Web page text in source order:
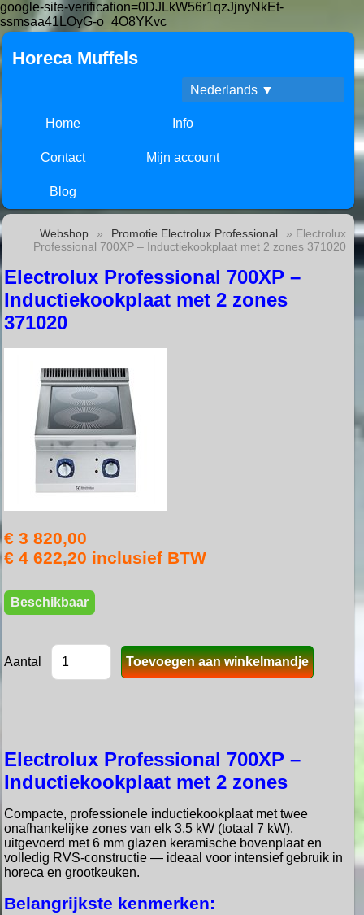
google-site-verification=0DJLkW56r1qzJjnyNkEt-
ssmsaa41LOyG-o_4O8YKvc
Horeca Muffels
Nederlands ▼
Home Info
Contact Mijn account
Blog
Webshop » Promotie Electrolux Professional
» Electrolux
Professional 700XP – Inductiekookplaat met 2 zones 371020
Electrolux Professional 700XP –
Inductiekookplaat met 2 zones
371020
€ 3 820,00
€ 4 622,20 inclusief BTW
Beschikbaar
Aantal
Electrolux Professional 700XP –
Inductiekookplaat met 2 zones
Compacte, professionele inductiekookplaat met twee
onafhankelijke zones van elk 3,5 kW (totaal 7 kW),
uitgevoerd met 6 mm glazen keramische bovenplaat en
volledig RVS-constructie — ideaal voor intensief gebruik in
horeca en grootkeuken.
Belangrijkste kenmerken: